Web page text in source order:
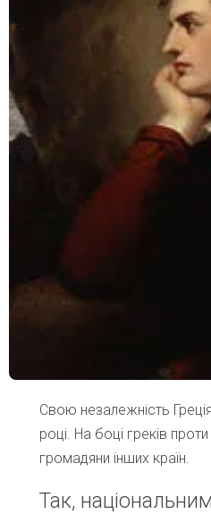
Свою незалежність
році. На боці греків проти
громадяни інших країн.
Так,